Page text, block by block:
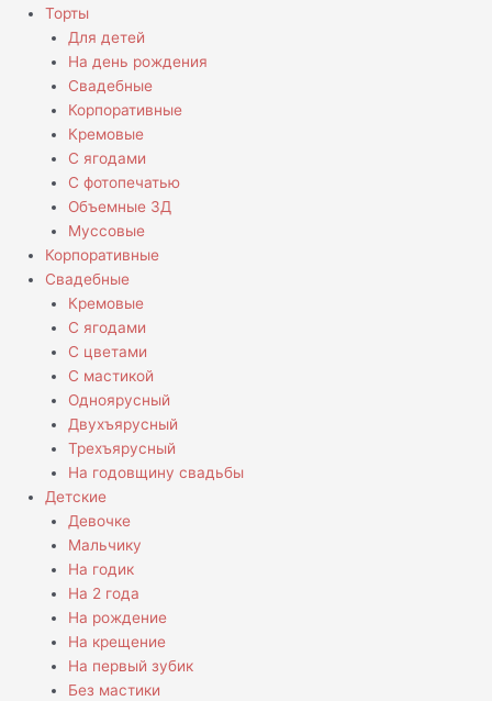
Торты
Для детей
На день рождения
Свадебные
Корпоративные
Кремовые
С ягодами
С фотопечатью
Объемные 3Д
Муссовые
Корпоративные
Свадебные
Кремовые
С ягодами
С цветами
С мастикой
Одноярусный
Двухъярусный
Трехъярусный
На годовщину свадьбы
Детские
Девочке
Мальчику
На годик
На 2 года
На рождение
На крещение
На первый зубик
Без мастики